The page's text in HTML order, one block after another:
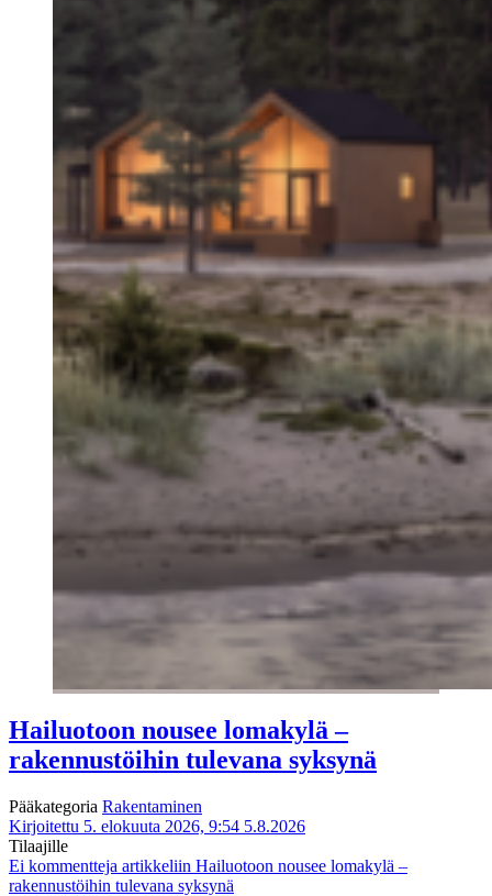
Hailuotoon nousee lomakylä –
rakennustöihin tulevana syksynä
Pääkategoria Rakentaminen
Kirjoitettu 5. elokuuta 2026, 9:54 5.8.2026
Tilaajille
Ei kommentteja artikkeliin Hailuotoon nousee lomakylä –
rakennustöihin tulevana syksynä